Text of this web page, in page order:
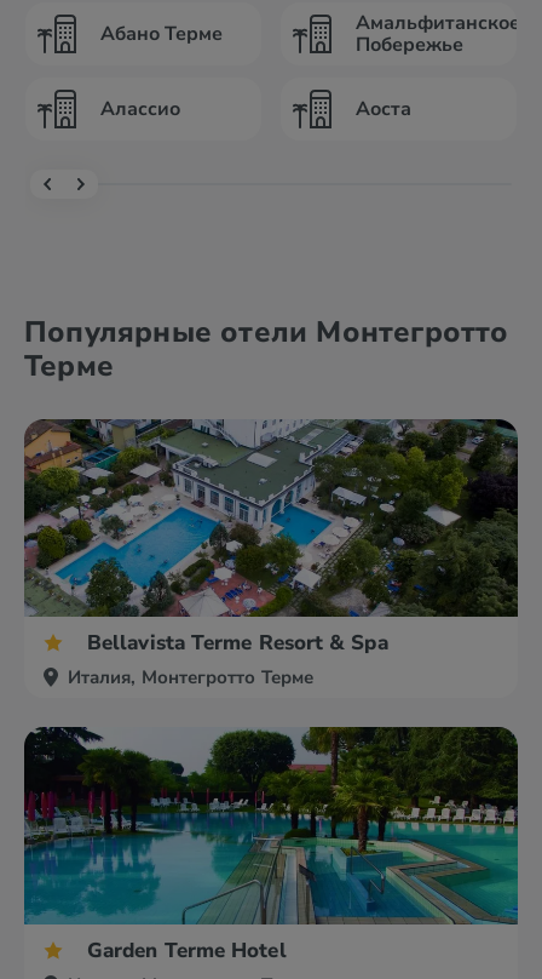
Абано Терме
Алассио
Амальфитанское
Побережье
Аоста
Популярные отели Монтегротто
Терме
Bellavista Terme Resort & Spa
Италия, Монтегротто Терме
Garden Terme Hotel